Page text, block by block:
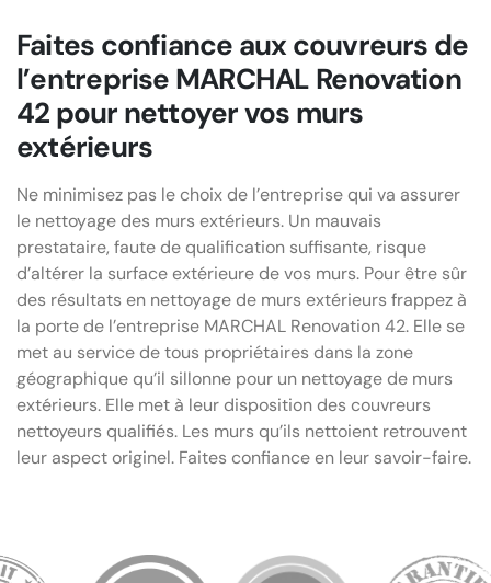
Faites confiance aux couvreurs de
l’entreprise MARCHAL Renovation
42 pour nettoyer vos murs
extérieurs
Ne minimisez pas le choix de l’entreprise qui va assurer
le nettoyage des murs extérieurs. Un mauvais
prestataire, faute de qualification suffisante, risque
d’altérer la surface extérieure de vos murs. Pour être sûr
des résultats en nettoyage de murs extérieurs frappez à
la porte de l’entreprise MARCHAL Renovation 42. Elle se
met au service de tous propriétaires dans la zone
géographique qu’il sillonne pour un nettoyage de murs
extérieurs. Elle met à leur disposition des couvreurs
nettoyeurs qualifiés. Les murs qu’ils nettoient retrouvent
leur aspect originel. Faites confiance en leur savoir-faire.